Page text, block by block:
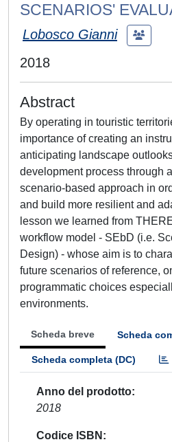
SCENARIOS'
Lobosco Gianni
2018
Abstract
By operating in touristic
importance of creating an
anticipating landscape
development process through
scenario-based approach in
and build more resilient and
lesson we learned from
workflow model - SEbD (i.e.
Design) - whose aim is to
future scenarios of reference,
programmatic choices
environments.
Scheda breve Scheda
Scheda completa (DC)
Anno del prodotto
2018
Codice ISBN